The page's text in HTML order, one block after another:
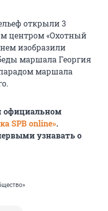
открыли 3
центром «Охотный
изобразили
маршала Георгия
маршала
официальном
SPB online».
узнавать о